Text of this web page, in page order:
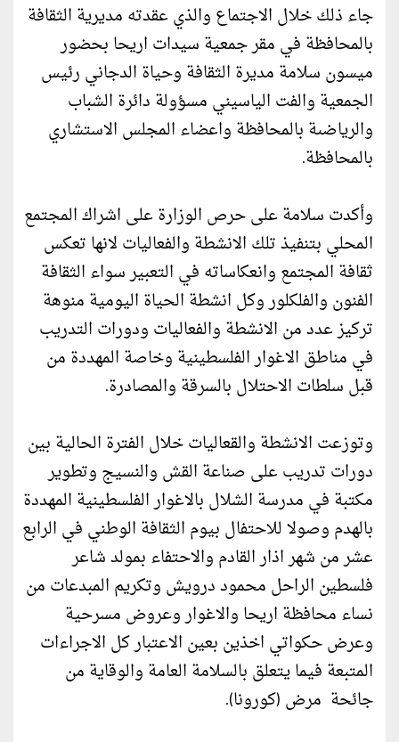
جاء ذلك خلال الاجتماع والذي عقدته مديرية الثقافة
بالمحافظة في مقر جمعية سيدات اريحا بحضور
ميسون سلامة مديرة الثقافة وحياة الدجاني رئيس
الجمعية والفت الياسيني مسؤولة دائرة الشباب
والرياضىة بالمحافظة واعضاء المجلس الاستشاري
بالمحافظة.
وأكدت سلامة على حرص الوزارة على اشراك المجتمع
المحلي بتنفيذ تلك الانشطة والفعاليات لانها تعكس
ثقافة المجتمع وانعكاساته في التعبير سواء الثقافة
الفنون والفلكلور وكل انشطة الحياة اليومية منوهة
تركيز عدد من الانشطة والفعاليات ودورات التدريب
في مناطق الاغوار الفلسطينية وخاصة المهددة من
قبل سلطات الاحتلال بالسرقة والمصادرة.
وتوزعت الانشطة والقعاليات خلال الفترة الحالية بين
دورات تدريب على صناعة القش والنسيج وتطوير
مكتبة في مدرسة الشلال بالاغوار الفلسطينية المهددة
بالهدم وصولا للاحتفال بيوم الثقافة الوطني في الرابع
عشر من شهر اذار القادم والاحتفاء بمولد شاعر
فلسطين الراحل محمود درويش وتكريم المبدعات من
نساء محافظة اريحا والاغوار وعروض مسرحية
وعرض حكواتي اخذين بعين الاعتبار كل الاجراءات
المتبعة فيما يتعلق بالسلامة العامة والوقاية من
جائحة مرض (كورونا).